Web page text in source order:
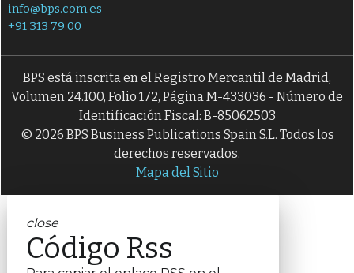
info@bps.com.es
+91 313 79 00
BPS está inscrita en el Registro Mercantil de Madrid,
Volumen 24.100, Folio 172, Página M-433036 - Número de
Identificación Fiscal: B-85062503
© 2026 BPS Business Publications Spain S.L. Todos los
derechos reservados.
Mapa del Sitio
close
Código Rss